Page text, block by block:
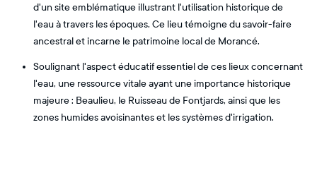
d'un site emblématique illustrant l'utilisation historique de
l'eau à travers les époques. Ce lieu témoigne du savoir-faire
ancestral et incarne le patrimoine local de Morancé.
Soulignant l'aspect éducatif essentiel de ces lieux concernant
l'eau, une ressource vitale ayant une importance historique
majeure : Beaulieu, le Ruisseau de Fontjards, ainsi que les
zones humides avoisinantes et les systèmes d'irrigation.